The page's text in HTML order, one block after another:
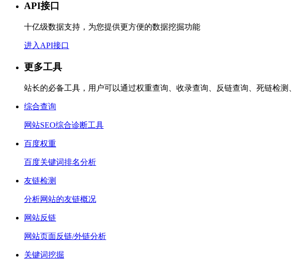
API接口
十亿级数据支持，为您提供更方便的数据挖掘功能
进入API接口
更多工具
站长的必备工具，用户可以通过权重查询、收录查询、反链查询、死链检测
综合查询
网站SEO综合诊断工具
百度权重
百度关键词排名分析
友链检测
分析网站的友链概况
网站反链
网站页面反链/外链分析
关键词挖掘